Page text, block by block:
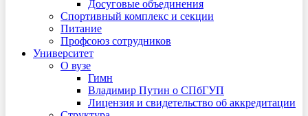
Досуговые объединения
Спортивный комплекс и секции
Питание
Профсоюз сотрудников
Университет
О вузе
Гимн
Владимир Путин о СПбГУП
Лицензия и свидетельство об аккредитации